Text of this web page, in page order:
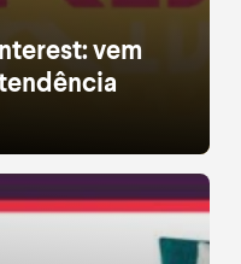
vem
ama passar horas
de inspirações
em uma
que anda
Kidcore. Clique e